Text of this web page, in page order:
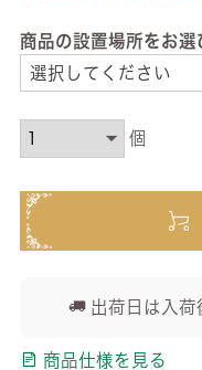
商品の設置場所をお選
出荷日は入荷
商品仕様を見る